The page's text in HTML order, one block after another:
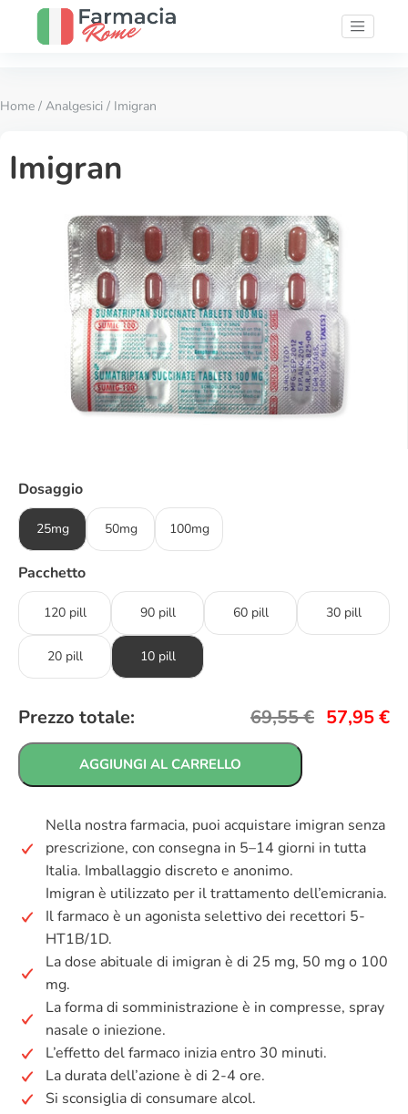
Home / Analgesici / Imigran
Imigran
Dosaggio
25mg 50mg 100mg
Pacchetto
120 pill 90 pill 60 pill 30 pill
20 pill 10 pill
Prezzo totale: 69,55€ 57,95€
AGGIUNGI AL CARRELLO
Nella nostra farmacia, puoi acquistare imigran senza
prescrizione, con consegna in 5–14 giorni in tutta
Italia. Imballaggio discreto e anonimo.
Imigran è utilizzato per il trattamento dell’emicrania.
Il farmaco è un agonista selettivo dei recettori 5-
HT1B/1D.
La dose abituale di imigran è di 25 mg, 50 mg o 100
mg.
La forma di somministrazione è in compresse, spray
nasale o iniezione.
L’effetto del farmaco inizia entro 30 minuti.
La durata dell’azione è di 2-4 ore.
Si sconsiglia di consumare alcol.